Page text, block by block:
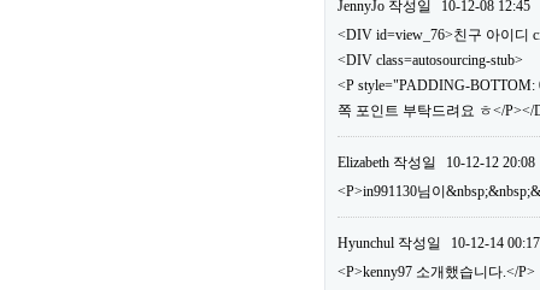
JennyJo 작성일
10-12-08 12:45
<DIV id=view_76>친구 아이디
<DIV class=autosourcing-stub>
<P style="PADDING-
쪽 포인트 부탁드려요 ㅎ</
Elizabeth 작성일
10-12-12 20:08
<P>in991130님이
Hyunchul 작성일
10-12-14 00:17
<P>kenny97 소개했습니다.</P>